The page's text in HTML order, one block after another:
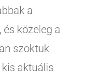
a
közeleg a
szoktuk
aktuális